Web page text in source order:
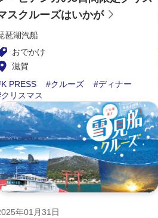
スクルーズはいかが
琶湖汽船
おでかけ
滋賀
K PRESS
クルーズ
ディナー
クリスマス
年01月31日